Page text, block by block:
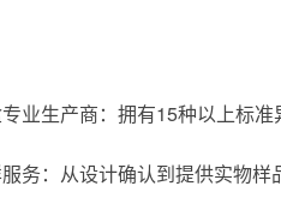
业生产商：拥有15种以上标
务：从设计确认到提供实物样